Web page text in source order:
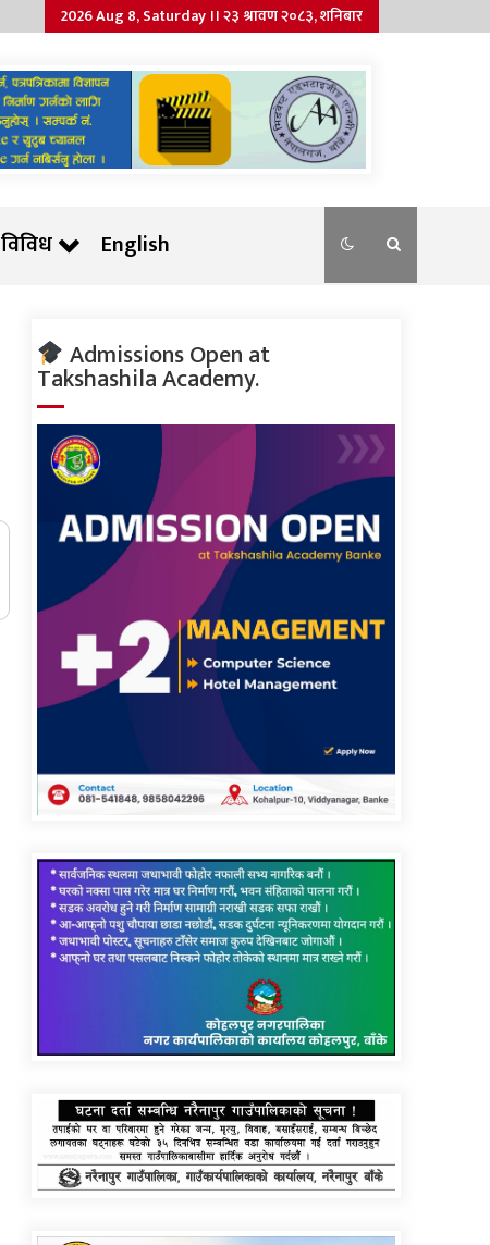
2026 Aug 8, Saturday ।। २३ श्रावण २०८३, शनिबार
विविध English
Admissions Open at
Takshashila Academy.